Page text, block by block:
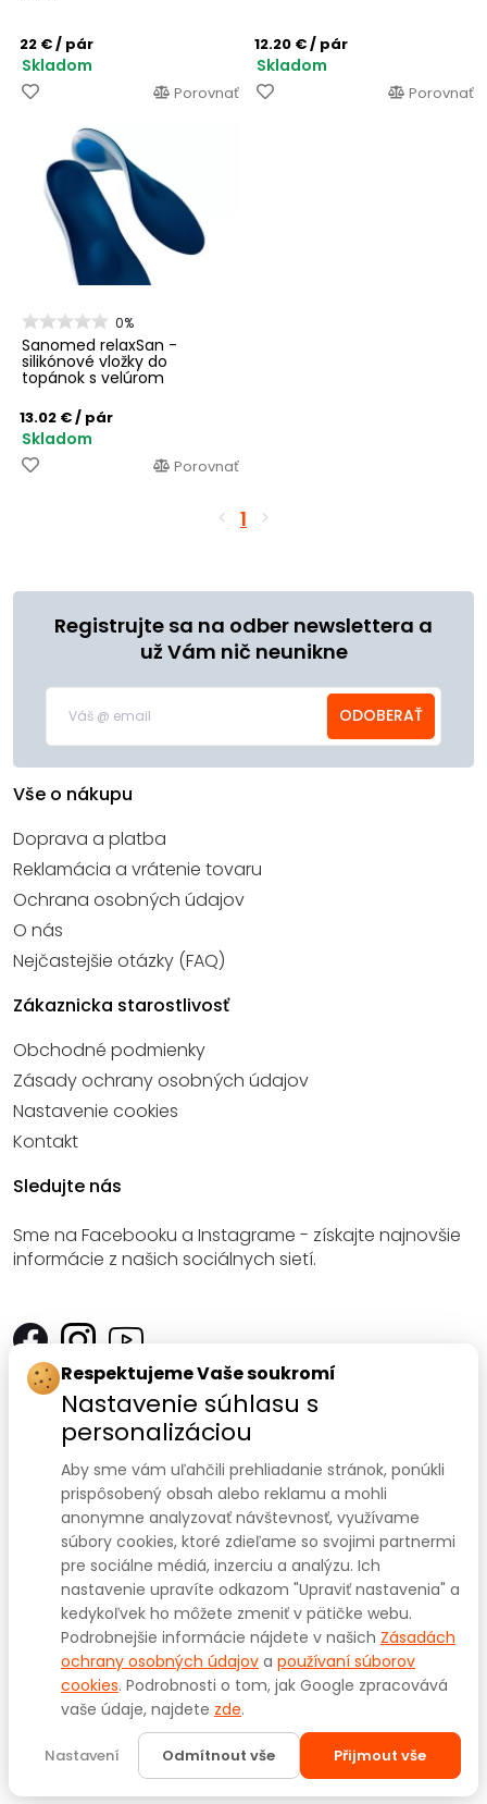
22 €/ pár
Skladom
Porovnať
12.20 €/ pár
Skladom
Porovnať
0%
Sanomed relaxSan -
silikónové vložky do
topánok s velúrom
13.02 €/ pár
Skladom
Porovnať
1
Registrujte sa na odber newslettera a
už Vám nič neunikne
ODOBERAŤ
Vše o nákupu
Doprava a platba
Reklamácia a vrátenie tovaru
Ochrana osobných údajov
O nás
Nejčastejšie otázky (FAQ)
Zákaznicka starostlivosť
Obchodné podmienky
Zásady ochrany osobných údajov
Nastavenie cookies
Kontakt
Sledujte nás
Sme na Facebooku a Instagrame - získajte najnovšie
informácie z našich sociálnych sietí.
Kontakt
SANOMED, spol. s r.o.
Palackého třída 240/75
612 00 Brno-Královo Pole
IČ: 47910127
DIČ: CZ47910127
Prodejna:+420 541 422 911,+420 541 422 912
e-mail:eshop@sanomed.cz
Copyright © 2025 www.sanomed.cz
vyhrazena.
Created by
Respektujeme Vaše soukromí
Nastavenie súhlasu s
personalizáciou
Aby sme vám uľahčili prehliadanie stránok, ponúkli
prispôsobený obsah alebo reklamu a mohli
anonymne analyzovať návštevnosť, využívame
súbory cookies, ktoré zdieľame so svojimi partnermi
pre sociálne médiá, inzerciu a analýzu. Ich
nastavenie upravíte odkazom "Upraviť nastavenia" a
kedykoľvek ho môžete zmeniť v pätičke webu.
Podrobnejšie informácie nájdete v našich Zásadách
ochrany osobných údajov a používaní súborov
cookies. Podrobnosti o tom, jak Google zpracovává
vaše údaje, najdete zde.
Nastavení Odmítnout vše Přijmout vše